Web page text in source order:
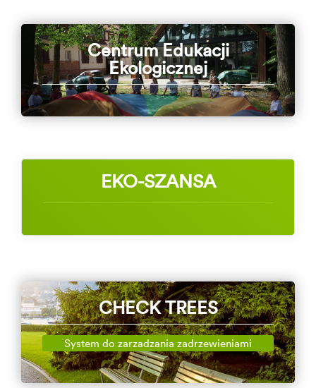
Centrum Edukacji
Ekologicznej
EKO-SZANSA
CHECK TREES
System do zarzadzania zadrzewieniami